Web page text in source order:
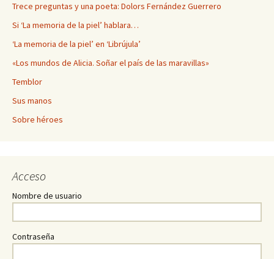
Trece preguntas y una poeta: Dolors Fernández Guerrero
Si ‘La memoria de la piel’ hablara…
‘La memoria de la piel’ en ‘Librújula’
«Los mundos de Alicia. Soñar el país de las maravillas»
Temblor
Sus manos
Sobre héroes
Acceso
Nombre de usuario
Contraseña